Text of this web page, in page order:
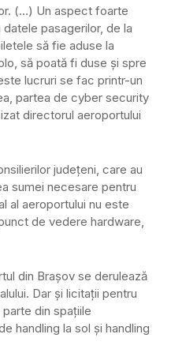
(…) Un aspect foarte
pasagerilor, de la
să fie aduse la
să poată fi duse şi spre
lucruri se fac printr-un
partea de cyber security
directorul aeroportului
judeţeni, care au
sumei necesare pentru
al aeroportului nu este
de vedere hardware,
din Braşov se derulează
Dar şi licitaţii pentru
din spaţiile
handling la sol şi handling